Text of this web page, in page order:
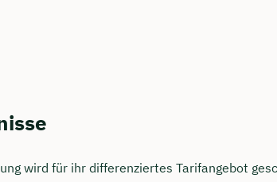
wird für ihr differenziertes Tarifangebot